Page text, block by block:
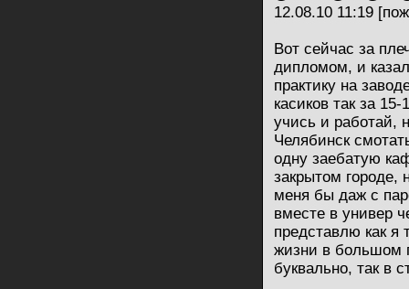
12.08.10 11:19
Вот сейчас за
дипломом, и
практику на
касиков так за
учись и работай,
Челябинск
одну заебатую
закрытом городе,
меня бы даж с
вместе в универ
представлю как
жизни в большом
буквально, так в